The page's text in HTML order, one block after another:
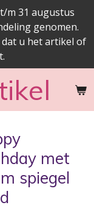
m 31 augustus
genomen.
u het artikel of
met
spiegel